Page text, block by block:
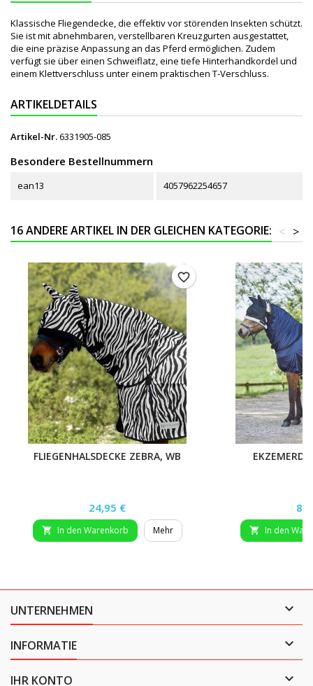
Klassische Fliegendecke, die effektiv vor störenden Insekten schützt.
Sie ist mit abnehmbaren, verstellbaren Kreuzgurten ausgestattet,
die eine präzise Anpassung an das Pferd ermöglichen. Zudem
verfügt sie über einen Schweiflatz, eine tiefe Hinterhandkordel und
einem Klettverschluss unter einem praktischen T-Verschluss.
ARTIKELDETAILS
Artikel-Nr.6331905-085
Besondere Bestellnummern
ean13 4057962254657
16 ANDERE ARTIKEL IN DER GLEICHEN KATEGORIE: >
<
FLIEGENHALSDECKE ZEBRA, WB
Preis
24,95 €
 In den Warenkorb Mehr
favorite_border
 In den
UNTERNEHMEN 
INFORMATIE 
IHR KONTO 